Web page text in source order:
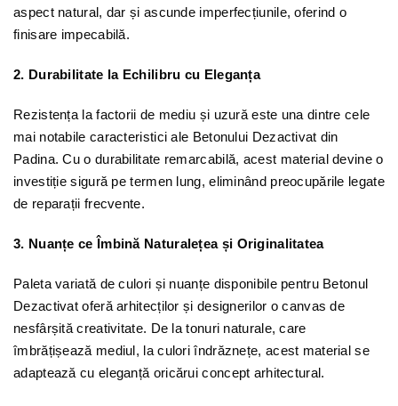
aspect natural, dar și ascunde imperfecțiunile, oferind o
finisare impecabilă.
2. Durabilitate la Echilibru cu Eleganța
Rezistența la factorii de mediu și uzură este una dintre cele
mai notabile caracteristici ale Betonului Dezactivat din
Padina. Cu o durabilitate remarcabilă, acest material devine o
investiție sigură pe termen lung, eliminând preocupările legate
de reparații frecvente.
3. Nuanțe ce Îmbină Naturalețea și Originalitatea
Paleta variată de culori și nuanțe disponibile pentru Betonul
Dezactivat oferă arhitecților și designerilor o canvas de
nesfârșită creativitate. De la tonuri naturale, care
îmbrățișează mediul, la culori îndrăznețe, acest material se
adaptează cu eleganță oricărui concept arhitectural.